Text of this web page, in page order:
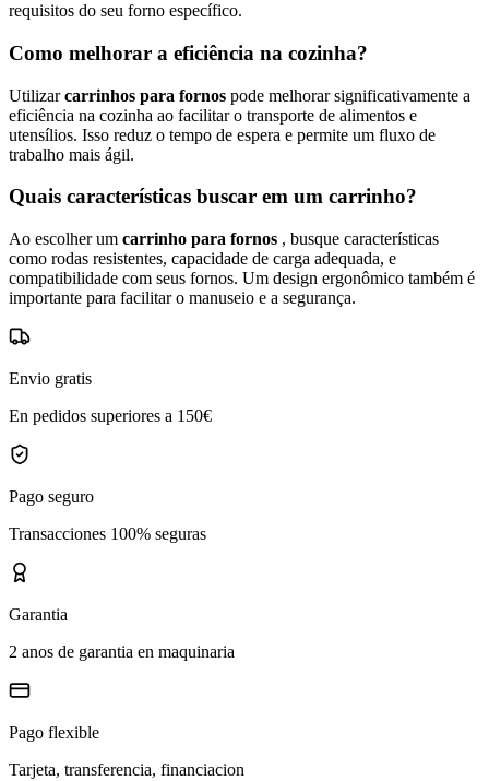
requisitos do seu forno específico.
Como melhorar a eficiência na cozinha?
Utilizarcarrinhos para fornos pode melhorar significativamente a
eficiência na cozinha ao facilitar o transporte de alimentos e
utensílios. Isso reduz o tempo de espera e permite um fluxo de
trabalho mais ágil.
Quais características buscar em um carrinho?
Ao escolher um carrinho para fornos , busque características
como rodas resistentes, capacidade de carga adequada, e
compatibilidade com seus fornos. Um design ergonômico também é
importante para facilitar o manuseio e a segurança.
Envio gratis
En pedidos superiores a 150€
Pago seguro
Transacciones 100% seguras
Garantia
2 anos de garantia en maquinaria
Pago flexible
Tarjeta, transferencia, financiacion